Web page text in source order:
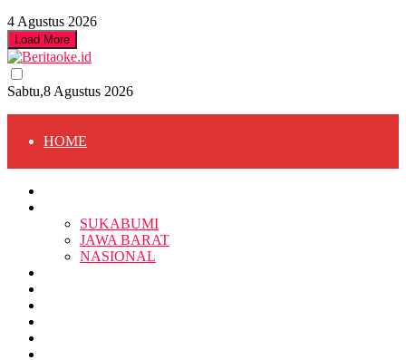
4 Agustus 2026
Load More
Sabtu,8 Agustus 2026
HOME
SUKABUMI
SUKABUMI
JAWA BARAT
NASIONAL